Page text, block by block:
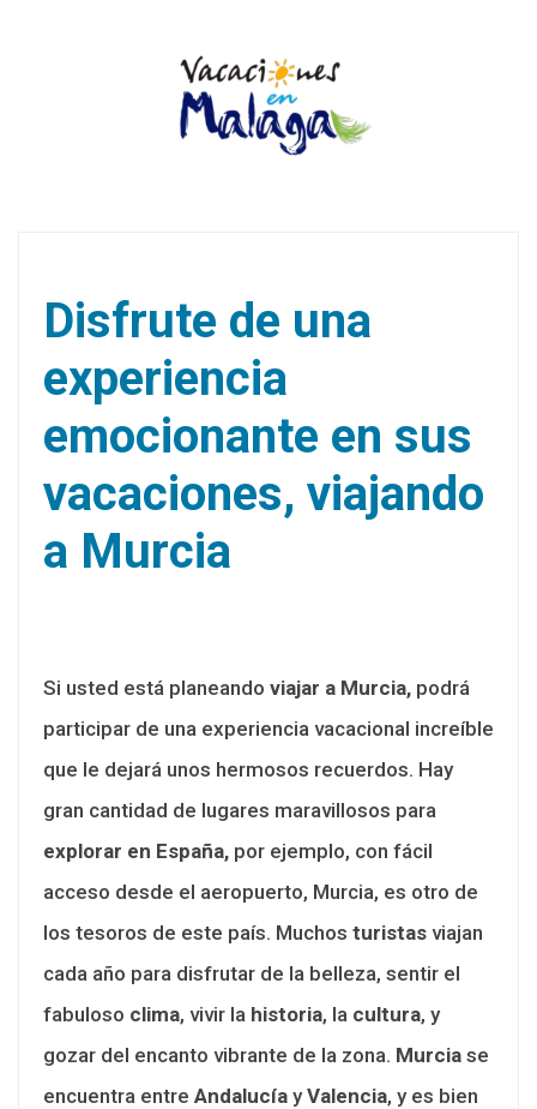
Disfrute de una
experiencia
emocionante en sus
vacaciones, viajando
a Murcia
Si usted está planeando viajar a Murcia, podrá
participar de una experiencia vacacional increíble
que le dejará unos hermosos recuerdos. Hay
gran cantidad de lugares maravillosos para
explorar en España, por ejemplo, con fácil
acceso desde el aeropuerto, Murcia, es otro de
los tesoros de este país. Muchos turistas viajan
cada año para disfrutar de la belleza, sentir el
fabuloso clima, vivir la historia, la cultura, y
gozar del encanto vibrante de la zona. Murcia se
encuentra entre Andalucía yValencia, y es bien